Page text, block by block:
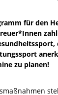
für den
zu planen!